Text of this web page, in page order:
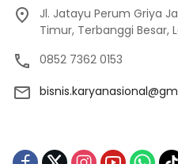
Jl. Jatayu Perum Griya
Timur, Terbanggi
0852 7362 0153